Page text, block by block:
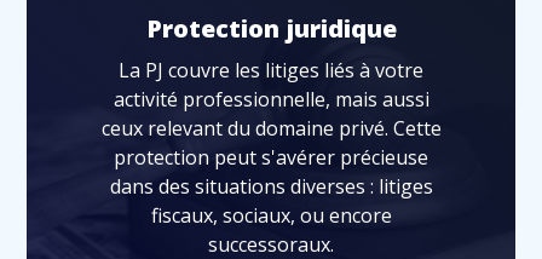
Protection juridique
La PJ couvre les litiges liés à votre
activité professionnelle, mais aussi
ceux relevant du domaine privé. Cette
protection peut s'avérer précieuse
dans des situations diverses : litiges
fiscaux, sociaux, ou encore
successoraux.